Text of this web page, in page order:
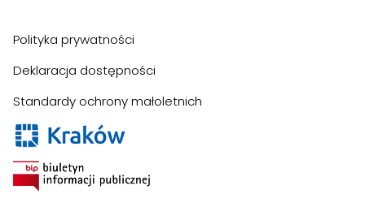
Konkursy
O nas
Kontakt
Szukaj:
Polityka prywatności
Deklaracja dostępności
Standardy ochrony małoletnich